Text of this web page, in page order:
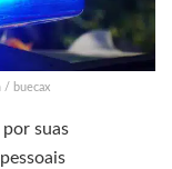
/ buecax
suas